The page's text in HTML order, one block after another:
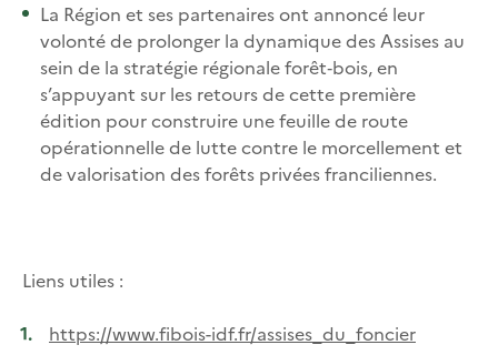
La Région et ses partenaires ont annoncé leur
volonté de prolonger la dynamique des Assises au
sein de la stratégie régionale forêt‑bois, en
s’appuyant sur les retours de cette première
édition pour construire une feuille de route
opérationnelle de lutte contre le morcellement et
de valorisation des forêts privées franciliennes.​
Liens utiles :
https://www.fibois-idf.fr/assises_du_foncier